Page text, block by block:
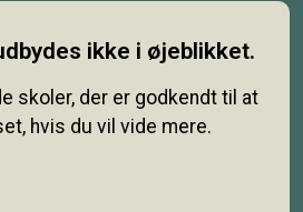
ikke i øjeblikket.
skoler, der er godkendt til at
hvis du vil vide mere.